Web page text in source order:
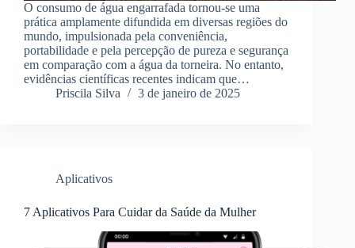
O consumo de água engarrafada tornou-se uma
prática amplamente difundida em diversas regiões do
mundo, impulsionada pela conveniência,
portabilidade e pela percepção de pureza e segurança
em comparação com a água da torneira. No entanto,
evidências científicas recentes indicam que…
Priscila Silva
3 de janeiro de 2025
Aplicativos
7 Aplicativos Para Cuidar da Saúde da Mulher